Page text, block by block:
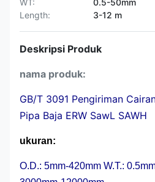
WT:
0.5-50mm
Length:
3-12 m
Deskripsi Produk
nama produk:
GB/T 3091 Pengiriman
Pipa Baja ERW SawL SAWH
ukuran:
O.D.: 5mm-420mm W.T.: